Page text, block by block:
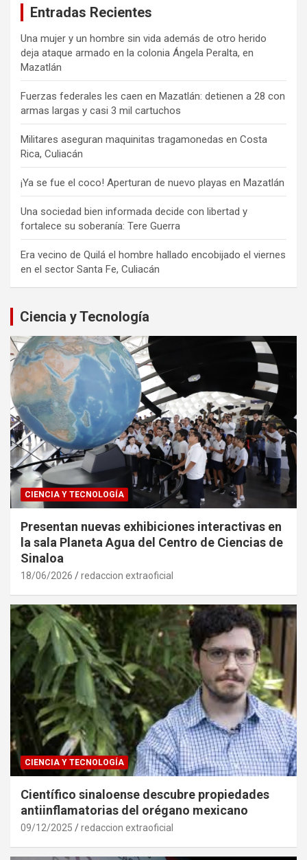
Entradas Recientes
Una mujer y un hombre sin vida además de otro herido
deja ataque armado en la colonia Ángela Peralta, en
Mazatlán
Fuerzas federales les caen en Mazatlán: detienen a 28 con
armas largas y casi 3 mil cartuchos
Militares aseguran maquinitas tragamonedas en Costa
Rica, Culiacán
¡Ya se fue el coco! Aperturan de nuevo playas en Mazatlán
Una sociedad bien informada decide con libertad y
fortalece su soberanía: Tere Guerra
Era vecino de Quilá el hombre hallado encobijado el viernes
en el sector Santa Fe, Culiacán
Ciencia y Tecnología
CIENCIA Y TECNOLOGÍA
Presentan nuevas exhibiciones interactivas en
la sala Planeta Agua del Centro de Ciencias de
Sinaloa
18/06/2026 redaccion extraoficial
CIENCIA Y TECNOLOGÍA
Científico sinaloense descubre propiedades
antiinflamatorias del orégano mexicano
09/12/2025 redaccion extraoficial